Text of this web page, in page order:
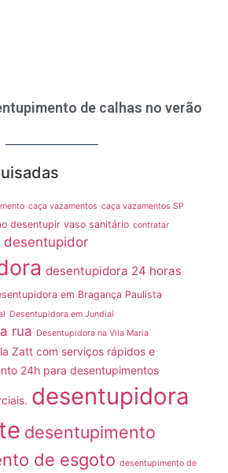
de calhas no verão
caça vazamentos caça vazamentos SP
desentupir vaso sanitário contratar
desentupidor
desentupidora 24 horas
em Bragança Paulista
Desentupidora em Jundiaí
rua Desentupidora na Vila Maria
Zatt com serviços rápidos e
24h para desentupimentos
desentupidora
desentupimento
de esgoto desentupimento de